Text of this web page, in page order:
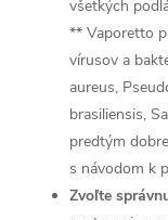
všetkých
** Vaporetto
vírusov a
aureus,
brasiliensis,
predtým
s návodom k
Zvoľte